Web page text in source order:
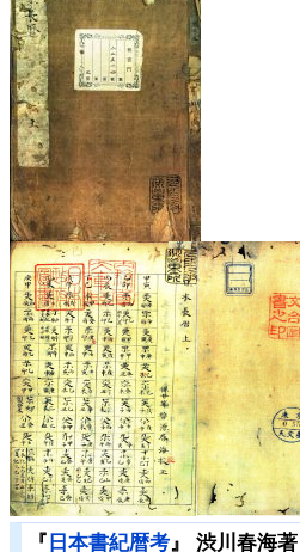
『 日本書紀暦考』 渋川春海